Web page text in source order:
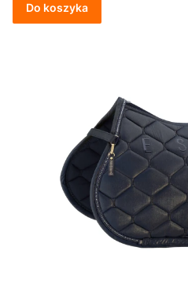
Do koszyka